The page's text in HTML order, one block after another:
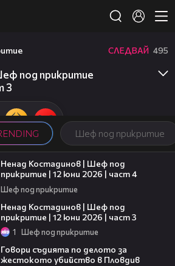
Шеф под прикритие
СЛЕДВАЙ 495
под прикритие
3
Ненад Костадинов | Шеф под
прикритие | 12 юни 2026 | част 4
Шеф под прикритие
Ненад Костадинов | Шеф под
прикритие | 12 юни 2026 | част 3
1 Шеф под прикритие
Говори съдията по делото за
жестокото убийство в Пловдив